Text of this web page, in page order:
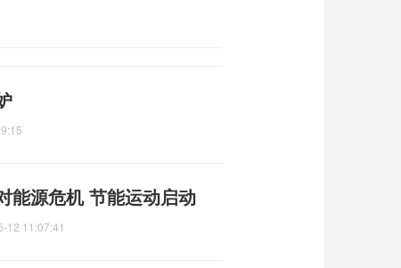
能源危机 节能运动启动
12 11:07:41